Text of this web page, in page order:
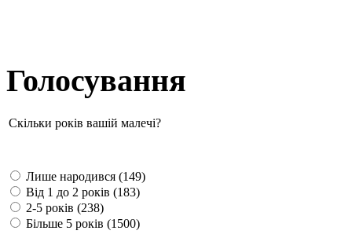
Голосування
Скільки років вашій малечі?
Лише народився (149)
Від 1 до 2 років (183)
2-5 років (238)
Більше 5 років (1500)